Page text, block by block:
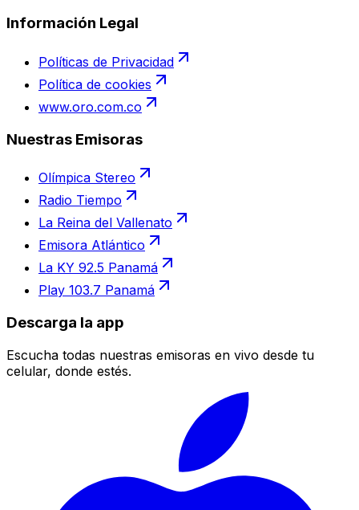
Información Legal
Políticas de Privacidad
Política de cookies
www.oro.com.co
Nuestras Emisoras
Olímpica Stereo
Radio Tiempo
La Reina del Vallenato
Emisora Atlántico
La KY 92.5 Panamá
Play 103.7 Panamá
Descarga la app
Escucha todas nuestras emisoras en vivo desde tu
celular, donde estés.